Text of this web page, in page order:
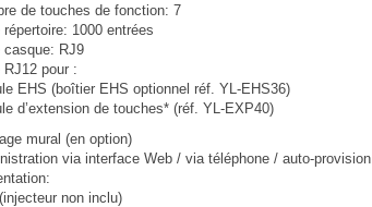
de touches de fonction: 7
répertoire: 1000 entrées
casque: RJ9
RJ12 pour :
EHS (boîtier EHS optionnel réf. YL-EHS36)
d’extension de touches* (réf. YL-EXP40)
mural (en option)
via interface Web / via téléphone / auto-provision
non inclu)